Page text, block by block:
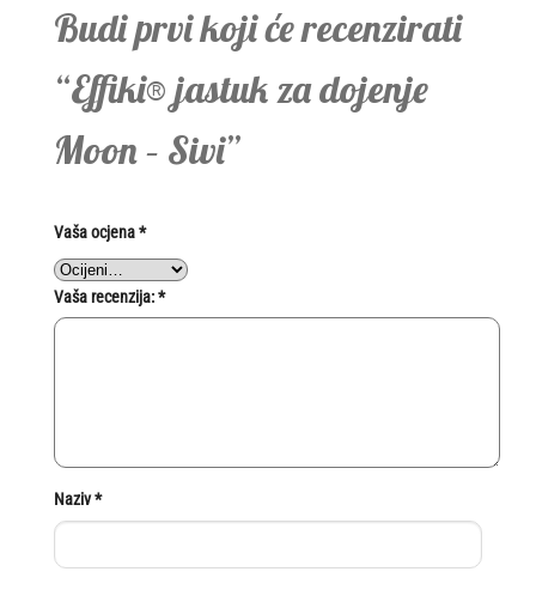
Budi prvi koji će recenzirati
“Effiki® jastuk za dojenje
Moon – Sivi”
Vaša ocjena*
Vaša recenzija:*
Naziv*